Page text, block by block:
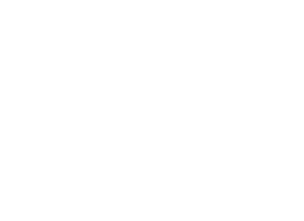
Para incentivar la
la quinta más numerosa
mientras que la quinta que
disfrutará de un fin de
ediciones anteriores, los
personas nacidas en la